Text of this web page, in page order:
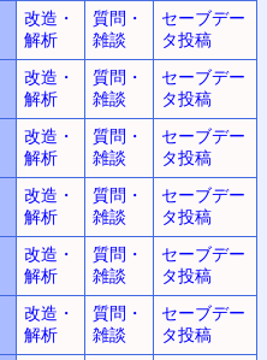
改造・
解析
質問・
雑談
セーブデー
タ投稿
改造・
解析
質問・
雑談
セーブデー
タ投稿
改造・
解析
質問・
雑談
セーブデー
タ投稿
改造・
解析
質問・
雑談
セーブデー
タ投稿
改造・
解析
質問・
雑談
セーブデー
タ投稿
改造・
解析
質問・
雑談
セーブデー
タ投稿